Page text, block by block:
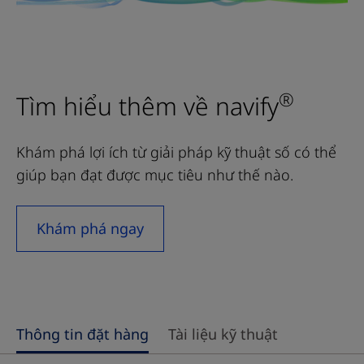
Tìm hiểu thêm về navify®
Khám phá lợi ích từ giải pháp kỹ thuật số có thể
giúp bạn đạt được mục tiêu như thế nào.
Khám phá ngay
Use
left
Thông tin đặt hàng Tài liệu kỹ thuật